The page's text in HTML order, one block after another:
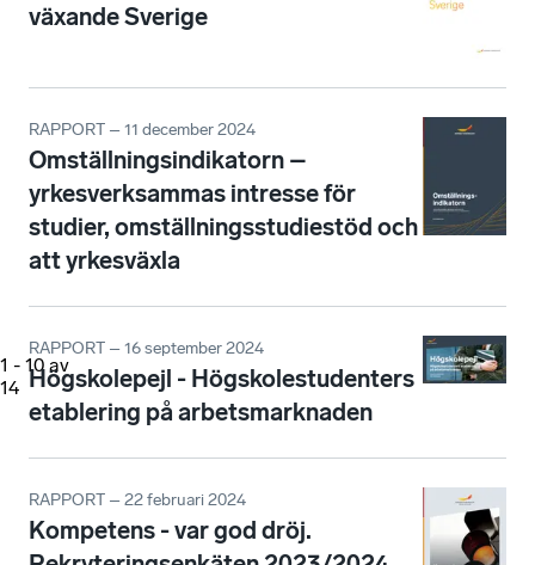
1 - 10 av
14
växande Sverige
RAPPORT – 11 december 2024
Omställningsindikatorn –
yrkesverksammas intresse för
studier, omställningsstudiestöd och
att yrkesväxla
RAPPORT – 16 september 2024
Högskolepejl - Högskolestudenters
etablering på arbetsmarknaden
RAPPORT – 22 februari 2024
Kompetens - var god dröj.